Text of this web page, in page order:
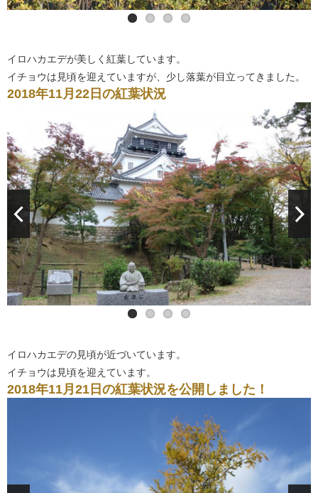
イロハカエデが美しく紅葉しています。
イチョウは見頃を迎えていますが、少し落葉が目立ってきました。
2018年11月22日の紅葉状況
イロハカエデの見頃が近づいています。
イチョウは見頃を迎えています。
2018年11月21日の紅葉状況を公開しました！